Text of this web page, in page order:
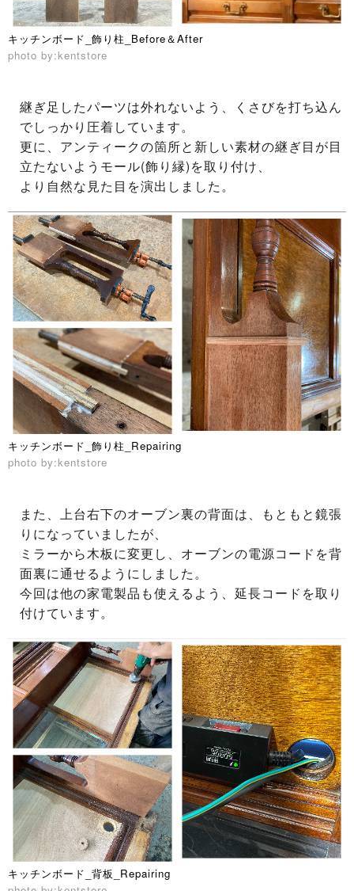
キッチンボード_飾り柱_Before＆After
photo by:kentstore
継ぎ足したパーツは外れないよう、くさびを打ち込ん
でしっかり圧着しています。
更に、アンティークの箇所と新しい素材の継ぎ目が目
立たないようモール(飾り縁)を取り付け、
より自然な見た目を演出しました。
キッチンボード_飾り柱_Repairing
photo by:kentstore
また、上台右下のオーブン裏の背面は、もともと鏡張
りになっていましたが、
ミラーから木板に変更し、オーブンの電源コードを背
面裏に通せるようにしました。
今回は他の家電製品も使えるよう、延長コードを取り
付けています。
キッチンボード_背板_Repairing